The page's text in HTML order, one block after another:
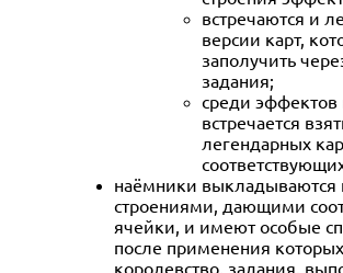
встречаются и
версии карт,
заполучить
задания;
среди эффектов
встречается
легендарных
наёмники выкладываются
строениями, дающими
ячейки, и имеют особые
после применения
королевство, задания,